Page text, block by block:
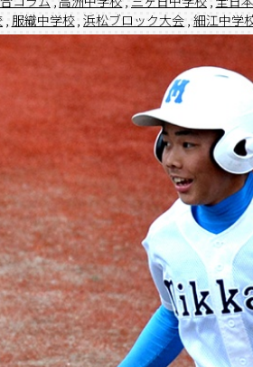
, 服織中学校, 浜松ブロック大会 , 細江中学